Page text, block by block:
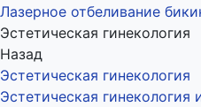
Лазерное отбеливание
Эстетическая гинекология
Назад
Эстетическая гинекология
Эстетическая